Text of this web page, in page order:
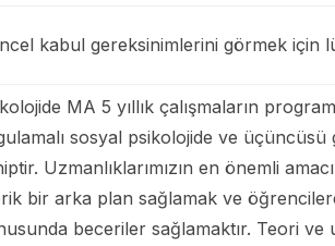
kabul gereksinimlerini görmek için
MA 5 yıllık çalışmaların
sosyal psikolojide ve
Uzmanlıklarımızın en önemli
bir arka plan sağlamak ve
beceriler sağlamaktır. Teori